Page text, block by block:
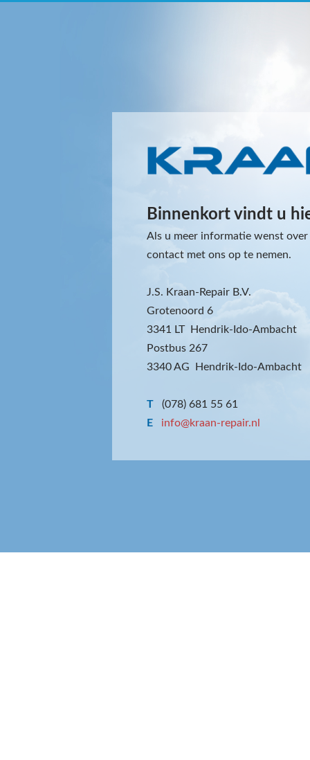
Binnenkort vindt u
Als u meer informatie wenst
contact met ons op te nemen.
J.S. Kraan-Repair B.V.
Grotenoord 6
3341 LT Hendrik-Ido-Ambacht
Postbus 267
3340 AG Hendrik-Ido-Ambacht
T
(078) 681 55 61
E
info@kraan-repair.nl